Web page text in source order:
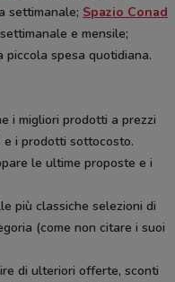
settimanale; Spazio Conad
e mensile;
piccola spesa quotidiana.
i migliori prodotti a prezzi
i prodotti sottocosto.
le ultime proposte e i
più classiche selezioni di
(come non citare i suoi
di ulteriori offerte, sconti